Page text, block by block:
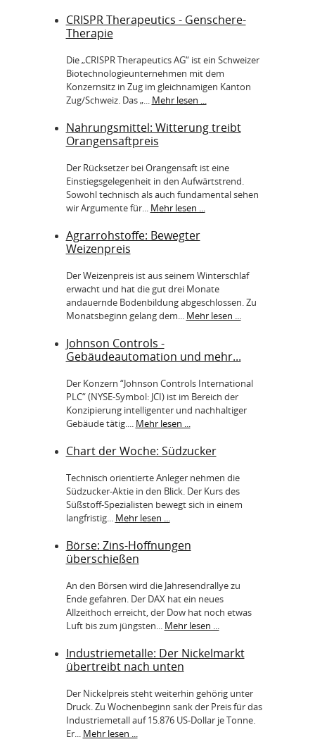
CRISPR Therapeutics - Genschere-
Therapie
Die „CRISPR Therapeutics AG“ ist ein Schweizer
Biotechnologieunternehmen mit dem
Konzernsitz in Zug im gleichnamigen Kanton
Zug/Schweiz. Das „... Mehr lesen ...
Nahrungsmittel: Witterung treibt
Orangensaftpreis
Der Rücksetzer bei Orangensaft ist eine
Einstiegsgelegenheit in den Aufwärtstrend.
Sowohl technisch als auch fundamental sehen
wir Argumente für... Mehr lesen ...
Agrarrohstoffe: Bewegter
Weizenpreis
Der Weizenpreis ist aus seinem Winterschlaf
erwacht und hat die gut drei Monate
andauernde Bodenbildung abgeschlossen. Zu
Monatsbeginn gelang dem... Mehr lesen ...
Johnson Controls -
Gebäudeautomation und mehr...
Der Konzern “Johnson Controls International
PLC“ (NYSE-Symbol: JCI) ist im Bereich der
Konzipierung intelligenter und nachhaltiger
Gebäude tätig.... Mehr lesen ...
Chart der Woche: Südzucker
Technisch orientierte Anleger nehmen die
Südzucker-Aktie in den Blick. Der Kurs des
Süßstoff-Spezialisten bewegt sich in einem
langfristig... Mehr lesen ...
Börse: Zins-Hoffnungen
überschießen
An den Börsen wird die Jahresendrallye zu
Ende gefahren. Der DAX hat ein neues
Allzeithoch erreicht, der Dow hat noch etwas
Luft bis zum jüngsten... Mehr lesen ...
Industriemetalle: Der Nickelmarkt
übertreibt nach unten
Der Nickelpreis steht weiterhin gehörig unter
Druck. Zu Wochenbeginn sank der Preis für das
Industriemetall auf 15.876 US-Dollar je Tonne.
Er... Mehr lesen ...